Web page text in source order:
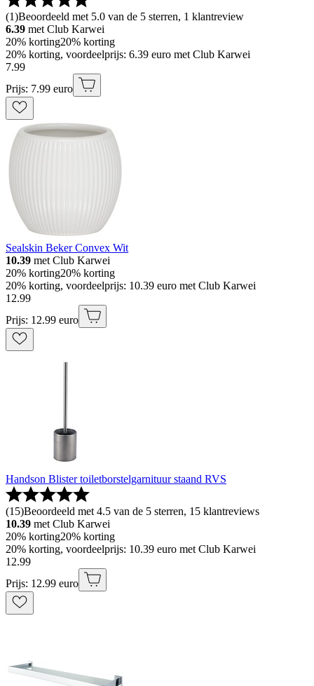
(1)Beoordeeld met 5.0 van de 5 sterren, 1 klantreview
6.39 met Club Karwei
20% korting20% korting
20% korting, voordeelprijs: 6.39 euro met Club Karwei
7.99
Prijs: 7.99 euro
Sealskin Beker Convex Wit
10.39 met Club Karwei
20% korting20% korting
20% korting, voordeelprijs: 10.39 euro met Club Karwei
12.99
Prijs: 12.99 euro
Handson Blister toiletborstelgarnituur staand RVS
(15)Beoordeeld met 4.5 van de 5 sterren, 15 klantreviews
10.39 met Club Karwei
20% korting20% korting
20% korting, voordeelprijs: 10.39 euro met Club Karwei
12.99
Prijs: 12.99 euro